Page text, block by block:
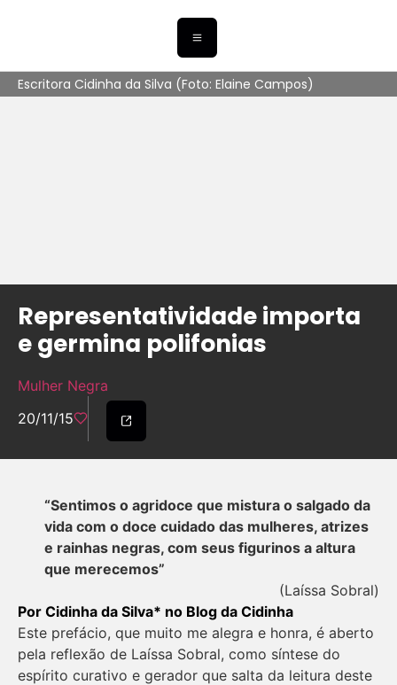
Escritora Cidinha da Silva (Foto: Elaine Campos)
Representatividade importa
e germina polifonias
Mulher Negra
20/11/15
“Sentimos o agridoce que mistura o salgado da
vida com o doce cuidado das mulheres, atrizes
e rainhas negras, com seus figurinos a altura
que merecemos”
(Laíssa Sobral)
Por Cidinha da Silva* no Blog da Cidinha
Este prefácio, que muito me alegra e honra, é aberto
pela reflexão de Laíssa Sobral, como síntese do
espírito curativo e gerador que salta da leitura deste